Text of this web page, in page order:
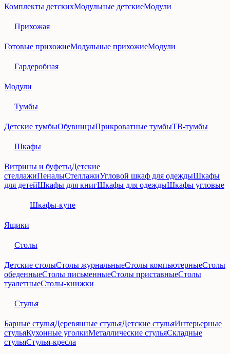
Комплекты детскихМодульные детскиеМодули
Прихожая
Готовые прихожиеМодульные прихожиеМодули
Гардеробная
Модули
Тумбы
Детские тумбыОбувницыПрикроватные тумбыТВ-тумбы
Шкафы
Витрины и буфетыДетские
стеллажиПеналыСтеллажиУгловой шкаф для одеждыШкафы
для детейШкафы для книгШкафы для одеждыШкафы угловые
Шкафы-купе
Ящики
Столы
Детские столыСтолы журнальныеСтолы компьютерныеСтолы
обеденныеСтолы письменныеСтолы приставныеСтолы
туалетныеСтолы-книжки
Стулья
Барные стульяДеревянные стульяДетские стульяИнтерьерные
стульяКухонные уголкиМеталлические стульяСкладные
стульяСтулья-кресла